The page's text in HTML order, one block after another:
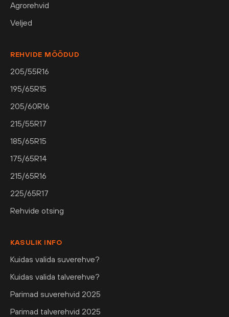
Agrorehvid
Veljed
REHVIDE MÕÕDUD
205/55R16
195/65R15
205/60R16
215/55R17
185/65R15
175/65R14
215/65R16
225/65R17
Rehvide otsing
KASULIK INFO
Kuidas valida suverehve?
Kuidas valida talverehve?
Parimad suverehvid 2025
Parimad talverehvid 2025